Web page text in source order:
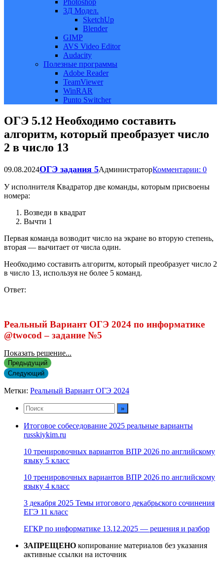
Photoshop
3Д Модел.
SketchUp
Blender
GIMP
AVS Video Editor
Audacity
Полезные программы
Adobe Reader
TeamViewer
WinRAR
Punto Switcher
ОГЭ 5.12 Необходимо составить
алгоритм, который преобразует число
2 в число 13
09.08.2024ОГЭ задания 5АдминистраторКомментарии: 0
У исполнителя Квадратор две команды, которым присвоены
номера:
Возведи в квадрат
Вычти 1
Первая команда возводит число на экране во вторую степень,
вторая — вычитает от числа один.
Необходимо составить алгоритм, который преобразует число 2
в число 13, используя не более 5 команд.
Ответ:
Реальный Вариант ОГЭ 2024 по информатике
@twocod – задание №5
Показать решение...
Предыдущий
Следующий
Метки: Реальный Вариант ОГЭ 2024
Итоговое собеседование 2025 реальные варианты
russkiykim.ru
10 тренировочных вариантов ВПР 2026 по английскому
языку 5 класс
10 тренировочных вариантов ВПР 2026 по английскому
языку 4 класс
3 декабря 2025 Темы итогового декабрьского сочинения
ЕГЭ 11 класс
ЕГКР по информатике 13.12.2025 — решения и разбор
ЗАПРЕЩЕНО копирование материалов без указания
активные ссылки на источник